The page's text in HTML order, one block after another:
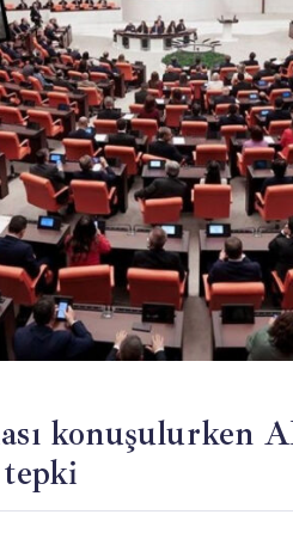
konuşulurken